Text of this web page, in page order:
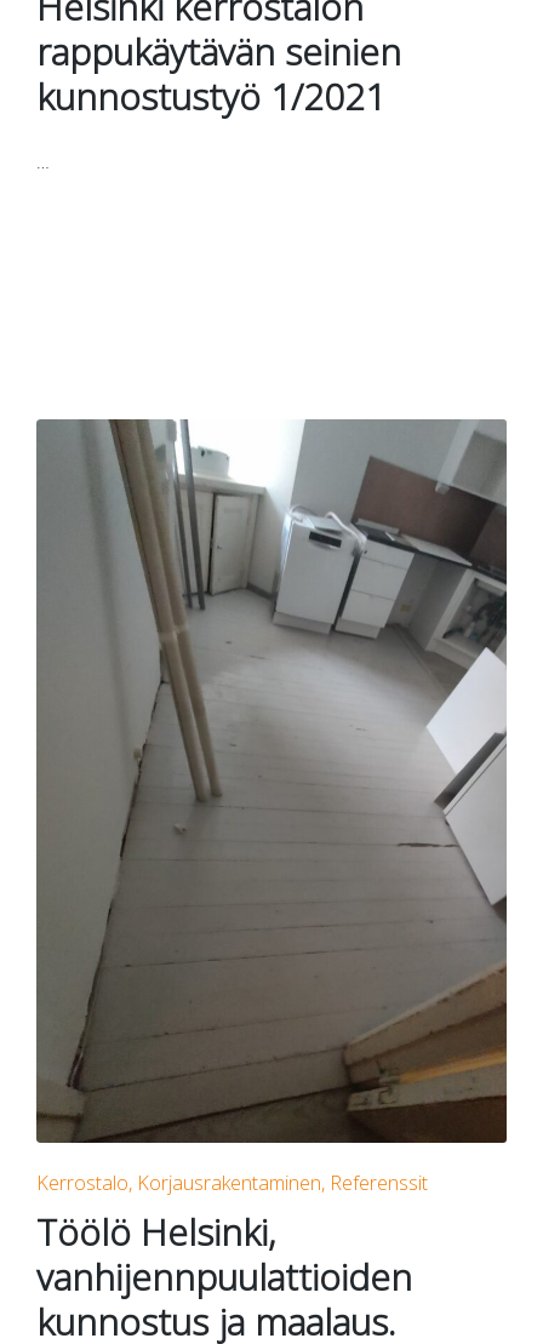
rappukäytävän seinien
kunnostustyö 1/2021
Posted
in
Kerrostalo Korjausrakentaminen Referenssit
Töölö Helsinki,
vanhijennpuulattioiden
kunnostus ja maalaus.